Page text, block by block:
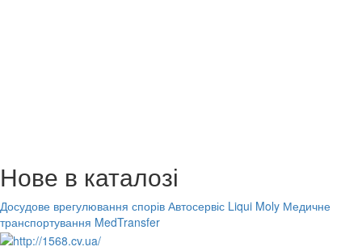
Нове в каталозі
Досудове врегулювання спорів Автосервіс Liqui Moly Медичне
транспортування MedTransfer